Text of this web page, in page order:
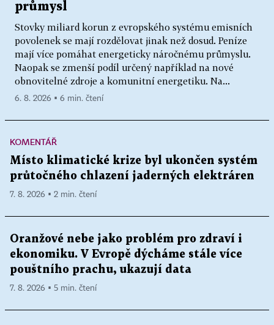
průmysl
Stovky miliard korun z evropského systému emisních
povolenek se mají rozdělovat jinak než dosud. Peníze
mají více pomáhat energeticky náročnému průmyslu.
Naopak se zmenší podíl určený například na nové
obnovitelné zdroje a komunitní energetiku. Na...
6. 8. 2026 ▪ 6 min. čtení
KOMENTÁŘ
Místo klimatické krize byl ukončen systém
průtočného chlazení jaderných elektráren
7. 8. 2026 ▪ 2 min. čtení
Oranžové nebe jako problém pro zdraví i
ekonomiku. V Evropě dýcháme stále více
pouštního prachu, ukazují data
7. 8. 2026 ▪ 5 min. čtení